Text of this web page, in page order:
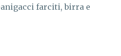
farciti, birra e